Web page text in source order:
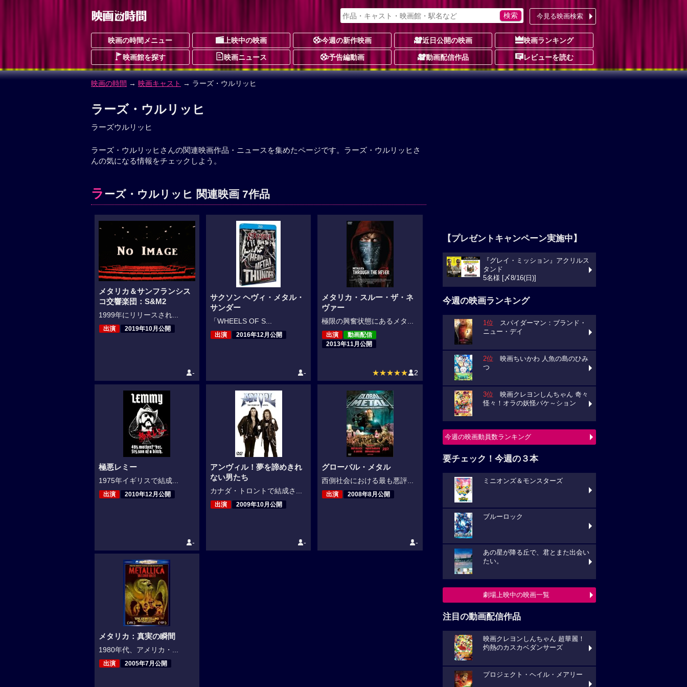
今見る映画検索
映画の時間メニュー 上映中の映画 今週の新作映画 近日公開の映画 映画ランキング
映画館を探す 映画ニュース 予告編動画 動画配信作品 レビューを読む
映画の時間 → 映画キャスト → ラーズ・ウルリッヒ
ラーズ・ウルリッヒ
ラーズウルリッヒ
ラーズ・ウルリッヒさんの関連映画作品・ニュースを集めたページです。ラーズ・ウルリッヒさ
んの気になる情報をチェックしよう。
ラ ーズ・ウルリッヒ 関連映画 7作品
メタリカ＆サンフランシス
コ交響楽団：S&M2
1999年にリリースされ...
出演 2019年10月公開
-
サクソン ヘヴィ・メタル・
サンダー
「WHEELS OF S...
出演 2016年12月公開
-
メタリカ・スルー・ザ・ネ
ヴァー
極限の興奮状態にあるメタ...
出演
動画配信
2013年11月公開
★★★★★ 2
極悪レミー
1975年イギリスで結成...
出演 2010年12月公開
-
アンヴィル！夢を諦めきれ
ない男たち
カナダ・トロントで結成さ...
出演 2009年10月公開
-
グローバル・メタル
西側社会における最も悪評...
出演 2008年8月公開
-
メタリカ：真実の瞬間
1980年代、アメリカ・...
出演 2005年7月公開
【プレゼントキャンペーン実施中】
『グレイ・ミッション』アクリルス
タンド
5名様 [〆8/16(日)]
今週の映画ランキング
1位 スパイダーマン：ブランド・
ニュー・デイ
2位 映画ちいかわ 人魚の島のひみ
つ
3位 映画クレヨンしんちゃん 奇々
怪々！オラの妖怪バケ～ション
今週の映画動員数ランキング
要チェック！今週の３本
ミニオンズ＆モンスターズ
ブルーロック
あの星が降る丘で、君とまた出会い
たい。
劇場上映中の映画一覧
注目の動画配信作品
映画クレヨンしんちゃん 超華麗！
灼熱のカスカベダンサーズ
プロジェクト・ヘイル・メアリー